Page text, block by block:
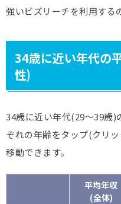
強いビズリーチを利用する
34歳に近い年代の
性)
34歳に近い年代(29～39歳)
ぞれの年齢をタップ(クリ
移動できます。
平均年収
(全体)